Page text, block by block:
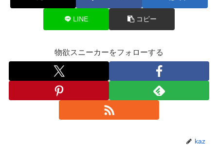
LINE コピー
物欲スニーカーをフォローする
kaz